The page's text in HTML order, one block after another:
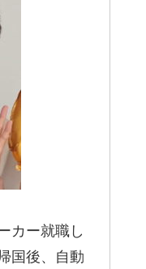
カー就職し
国後、自動